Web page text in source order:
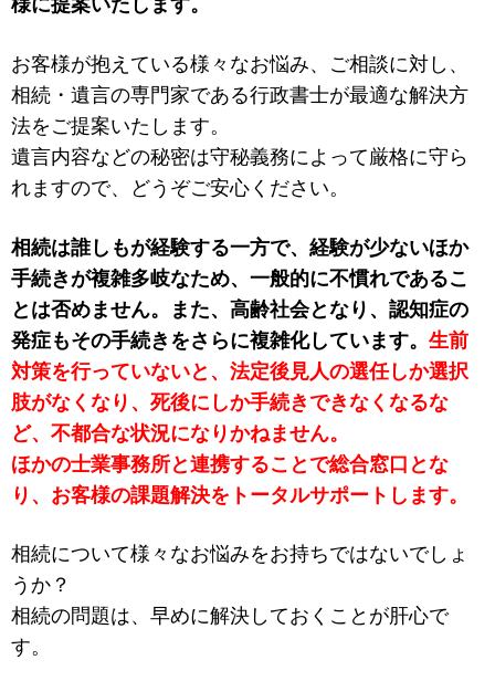
様に提案いたします。
お客様が抱えている様々なお悩み、ご相談に対し、
相続・遺言の専門家である行政書士が最適な解決方
法をご提案いたします。
遺言内容などの秘密は守秘義務によって厳格に守ら
れますので、どうぞご安心ください。
相続は誰しもが経験する一方で、経験が少ないほか
手続きが複雑多岐なため、一般的に不慣れであるこ
とは否めません。また、高齢社会となり、認知症の
発症もその手続きをさらに複雑化しています。 生前
対策を行っていないと、法定後見人の選任しか選択
肢がなくなり、死後にしか手続きできなくなるな
ど、不都合な状況になりかねません。
ほかの士業事務所と連携することで総合窓口とな
り、お客様の課題解決をトータルサポートします。
相続について様々なお悩みをお持ちではないでしょ
うか？
相続の問題は、早めに解決しておくことが肝心で
す。